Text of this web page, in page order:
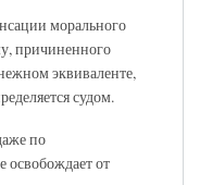
морального
причиненного
эквиваленте,
судом.
по
освобождает от